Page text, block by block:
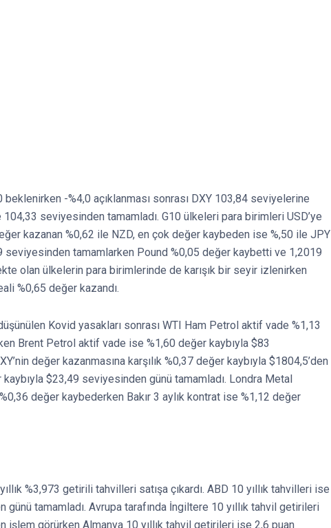
-%4,0 açıklanması sonrası DXY 103,84 seviyelerine
seviyesinden tamamladı. G10 ülkeleri para birimleri USD’ye
kazanan %0,62 ile NZD, en çok değer kaybeden ise %,50 ile JPY
seviyesinden tamamlarken Pound %0,05 değer kaybetti ve 1,2019
olan ülkelerin para birimlerinde de karışık bir seyir izlenirken
%0,65 değer kazandı.
Kovid yasakları sonrası WTI Ham Petrol aktif vade %1,13
Brent Petrol aktif vade ise %1,60 değer kaybıyla $83
değer kazanmasına karşılık %0,37 değer kaybıyla $1804,5’den
$23,49 seviyesinden günü tamamladı. Londra Metal
değer kaybederken Bakır 3 aylık kontrat ise %1,12 değer
%3,973 getirili tahvilleri satışa çıkardı. ABD 10 yıllık tahvilleri ise
tamamladı. Avrupa tarafında İngiltere 10 yıllık tahvil getirileri
işlem görürken Almanya 10 yıllık tahvil getirileri ise 2,6 puan